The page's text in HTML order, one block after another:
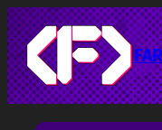
Pular
para
o
conteúdo